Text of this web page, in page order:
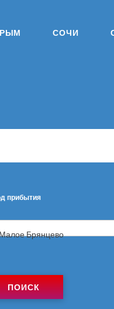
СОЧИ
прибытия
Брянцево
ПОИСК